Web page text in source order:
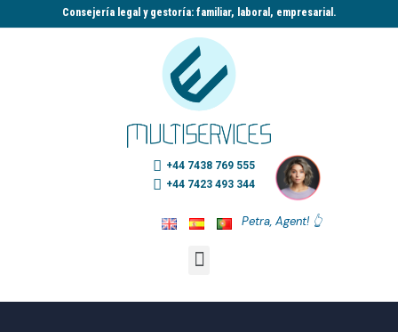
Consejería legal y gestoría: familiar, laboral, empresarial.​
+44 7438 769 555
+44 7423 493 344
Petra, Agent! 👆